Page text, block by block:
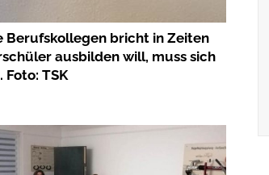
Berufskollegen bricht in Zeiten
ausbilden will, muss sich
TSK